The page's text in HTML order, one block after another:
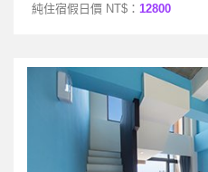
純住宿假日價 NT$： 12800